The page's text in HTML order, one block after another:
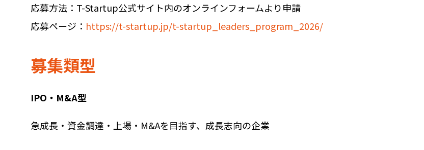
応募方法：T-Startup公式サイト内のオンラインフォームより申請
応募ページ： https://t-startup.jp/t-startup_leaders_program_2026/
募集類型
IPO・M&A型
急成長・資金調達・上場・M&Aを目指す、成長志向の企業